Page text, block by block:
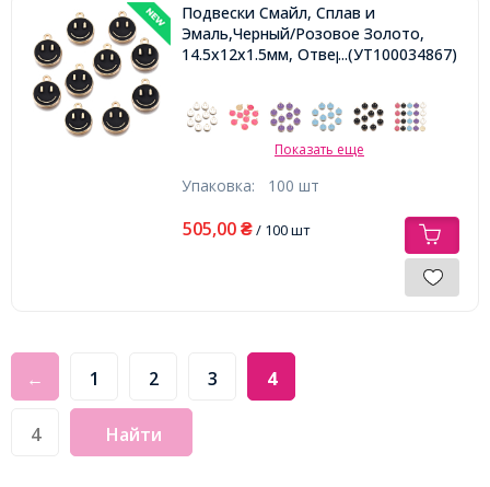
Подвески Смайл, Сплав и
Эмаль,Черный/Розовое Золото,
14.5х12х1.5мм, Отверстие: 1.5мм,
...(УТ100034867)
Показать еще
Упаковка: 100 шт
505,00 ₴/ 100 шт
← 1 2 3 4
Найти